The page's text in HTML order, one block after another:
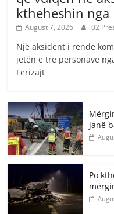
ktheheshin nga
August 7, 2026 02
Një aksident i rëndë
jetën e tre personave
Ferizajt
janë
Po